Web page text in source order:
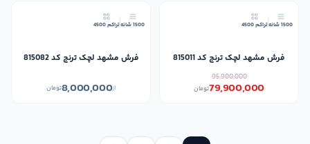
1500 شانه تراکم 4500
فرش مشهد لچک ترنج کد 815011
95,900,000
79,900,000تومان
1500 شانه تراکم 4500
فرش مشهد لچک ترنج کد 815082
از8,000,000تومان